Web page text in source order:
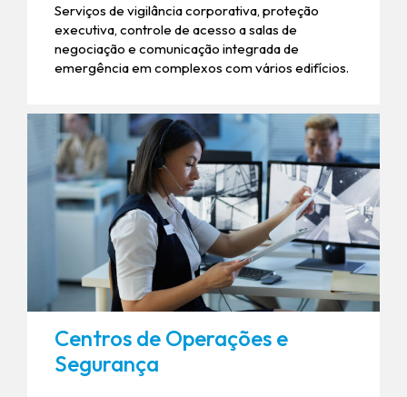
Serviços de vigilância corporativa, proteção
executiva, controle de acesso a salas de
negociação e comunicação integrada de
emergência em complexos com vários edifícios.
Centros de Operações e
Segurança